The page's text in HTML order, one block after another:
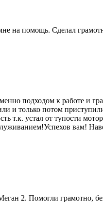
на помощь. Сделал
подходом к работе и
и только потом
т.к. устал от тупости
вам!
2. Помогли грамотно,